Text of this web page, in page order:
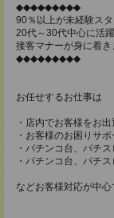
◆◆◆◆◆◆◆◆◆
90％以上が未経験スタ
20代～30代中心に活躍
接客マナーが身に着
◆◆◆◆◆◆◆◆◆
お任せするお仕事は
・店内でお客様をお出
・お客様のお困りサポ
・パチンコ台、パチ
・パチンコ台、パチ
などお客様対応が中心